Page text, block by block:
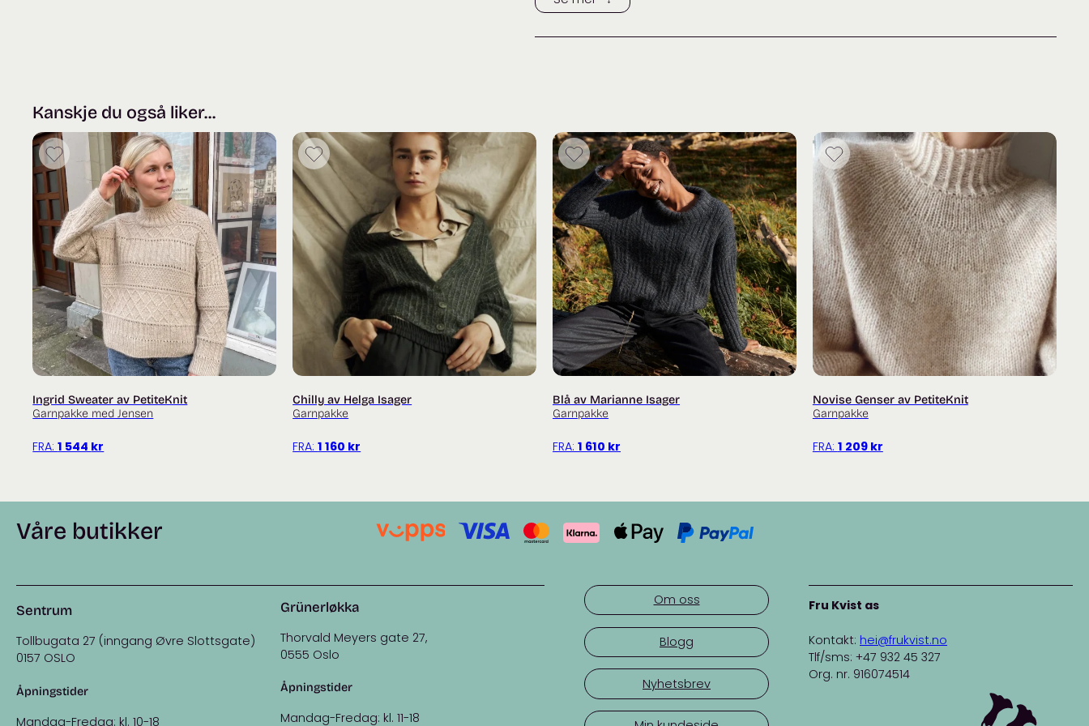
Kanskje du også liker...
Ingrid Sweater av PetiteKnit
Garnpakke med Jensen
FRA:1 544 kr
Chilly av Helga Isager
Garnpakke
FRA:1 160 kr
Blå av Marianne Isager
Garnpakke
FRA: 1 610 kr
Novise Genser av PetiteKnit
Garnpakke
FRA: 1 209 kr
Våre butikker
Sentrum
Tollbugata 27 (inngang Øvre Slottsgate)
0157 OSLO
Åpningstider
Mandag-Fredag: kl. 10-18
Grünerløkka
Thorvald Meyers gate 27,
0555 Oslo
Åpningstider
Mandag-Fredag: kl. 11-18
Om oss
Blogg
Nyhetsbrev
Fru Kvist as
Kontakt: hei@frukvist.no
Tlf/sms: +47 932 45 327
Org. nr. 916074514